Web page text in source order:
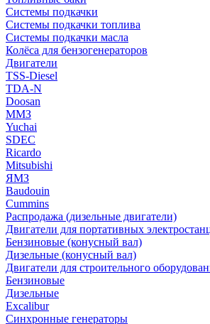
Системы подкачки
Системы подкачки топлива
Системы подкачки масла
Колёса для бензогенераторов
Двигатели
TSS-Diesel
TDA-N
Doosan
ММЗ
Yuchai
SDEC
Ricardo
Mitsubishi
ЯМЗ
Baudouin
Cummins
Распродажа (дизельные двигатели)
Двигатели для портативных
Бензиновые (конусный вал)
Дизельные (конусный вал)
Двигатели для строительного
Бензиновые
Дизельные
Excalibur
Синхронные генераторы